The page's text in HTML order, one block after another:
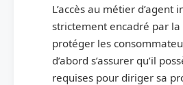
L’accès au métier d’agent
strictement encadré par
protéger les
d’abord s’assurer qu’il
requises pour diriger sa